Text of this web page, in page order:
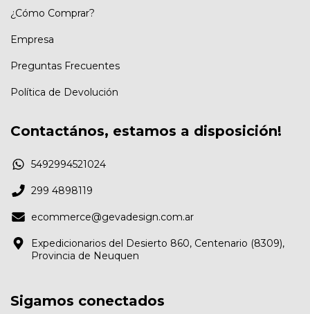
¿Cómo Comprar?
Empresa
Preguntas Frecuentes
Política de Devolución
Contactános, estamos a disposición!
5492994521024
299 4898119
ecommerce@gevadesign.com.ar
Expedicionarios del Desierto 860, Centenario (8309),
Provincia de Neuquen
Sigamos conectados